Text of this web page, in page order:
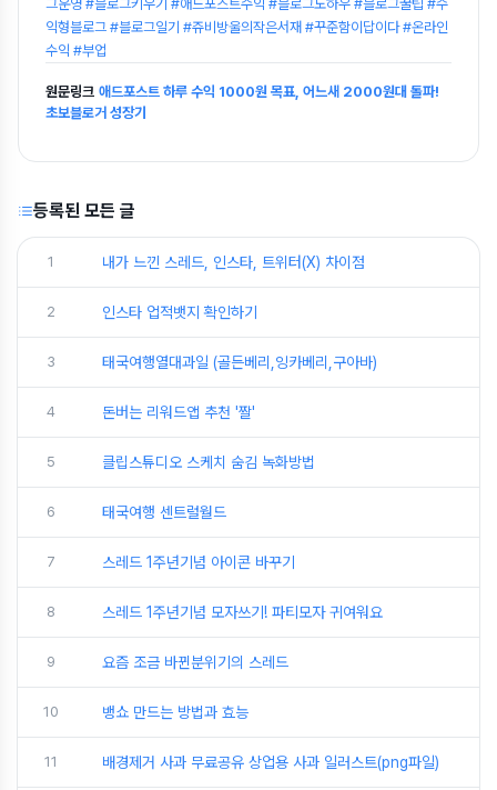
그운영 #블로그키우기 #애드포스트수익 #블로그노하우 #블로그꿀팁 #수
익형블로그 #블로그일기 #쥬비방울의작은서재 #꾸준함이답이다 #온라인
수익 #부업
원문링크 애드포스트 하루 수익 1000원 목표, 어느새 2000원대 돌파!
초보블로거 성장기
등록된 모든 글
1 내가 느낀 스레드, 인스타, 트위터(X) 차이점
2 인스타 업적뱃지 확인하기
3 태국여행열대과일 (골든베리,잉카베리,구아바)
4 돈버는 리워드앱 추천 '짤'
5 클립스튜디오 스케치 숨김 녹화방법
6 태국여행 센트럴월드
7 스레드 1주년기념 아이콘 바꾸기
8 스레드 1주년기념 모자쓰기! 파티모자 귀여워요
9 요즘 조금 바뀐분위기의 스레드
10 뱅쇼 만드는 방법과 효능
11 배경제거 사과 무료공유 상업용 사과 일러스트(png파일)